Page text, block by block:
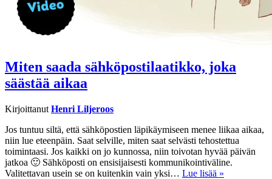
Miten saada sähköpostilaatikko, joka
säästää aikaa
Kirjoittanut Henri Liljeroos
Jos tuntuu siltä, että sähköpostien läpikäymiseen menee liikaa aikaa,
niin lue eteenpäin. Saat selville, miten saat selvästi tehostettua
toimintaasi. Jos kaikki on jo kunnossa, niin toivotan hyvää päivän
jatkoa 🙂 Sähköposti on ensisijaisesti kommunikointiväline.
Valitettavan usein se on kuitenkin vain yksi… Lue lisää »